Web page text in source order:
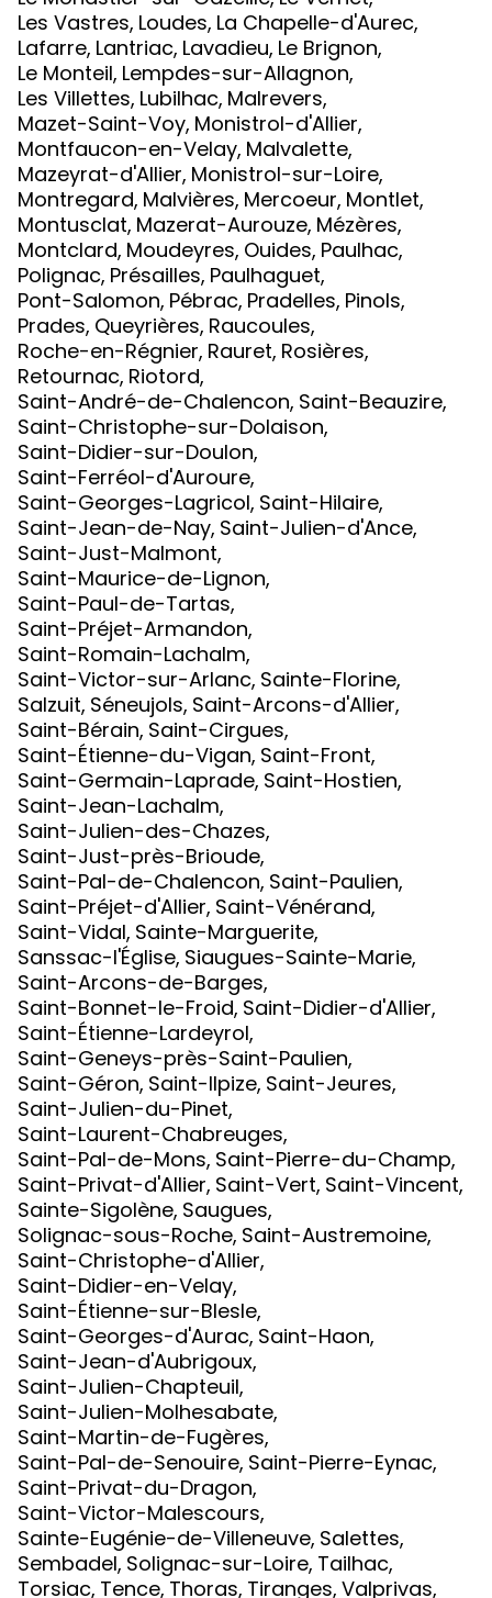
Les Vastres, Loudes, La Chapelle-d'Aurec,
Lafarre, Lantriac, Lavadieu, Le Brignon,
Le Monteil, Lempdes-sur-Allagnon,
Les Villettes, Lubilhac, Malrevers,
Mazet-Saint-Voy, Monistrol-d'Allier,
Montfaucon-en-Velay, Malvalette,
Mazeyrat-d'Allier, Monistrol-sur-Loire,
Montregard, Malvières, Mercoeur, Montlet,
Montusclat, Mazerat-Aurouze, Mézères,
Montclard, Moudeyres, Ouides, Paulhac,
Polignac, Présailles, Paulhaguet,
Pont-Salomon, Pébrac, Pradelles, Pinols,
Prades, Queyrières, Raucoules,
Roche-en-Régnier, Rauret, Rosières,
Retournac, Riotord,
Saint-André-de-Chalencon, Saint-Beauzire,
Saint-Christophe-sur-Dolaison,
Saint-Didier-sur-Doulon,
Saint-Ferréol-d'Auroure,
Saint-Georges-Lagricol, Saint-Hilaire,
Saint-Jean-de-Nay, Saint-Julien-d'Ance,
Saint-Just-Malmont,
Saint-Maurice-de-Lignon,
Saint-Paul-de-Tartas,
Saint-Préjet-Armandon,
Saint-Romain-Lachalm,
Saint-Victor-sur-Arlanc, Sainte-Florine,
Salzuit, Séneujols, Saint-Arcons-d'Allier,
Saint-Bérain, Saint-Cirgues,
Saint-Étienne-du-Vigan, Saint-Front,
Saint-Germain-Laprade, Saint-Hostien,
Saint-Jean-Lachalm,
Saint-Julien-des-Chazes,
Saint-Just-près-Brioude,
Saint-Pal-de-Chalencon, Saint-Paulien,
Saint-Préjet-d'Allier, Saint-Vénérand,
Saint-Vidal, Sainte-Marguerite,
Sanssac-l'Église, Siaugues-Sainte-Marie,
Saint-Arcons-de-Barges,
Saint-Bonnet-le-Froid, Saint-Didier-d'Allier,
Saint-Étienne-Lardeyrol,
Saint-Geneys-près-Saint-Paulien,
Saint-Géron, Saint-Ilpize, Saint-Jeures,
Saint-Julien-du-Pinet,
Saint-Laurent-Chabreuges,
Saint-Pal-de-Mons, Saint-Pierre-du-Champ,
Saint-Privat-d'Allier, Saint-Vert, Saint-Vincent,
Sainte-Sigolène, Saugues,
Solignac-sous-Roche, Saint-Austremoine,
Saint-Christophe-d'Allier,
Saint-Didier-en-Velay,
Saint-Étienne-sur-Blesle,
Saint-Georges-d'Aurac, Saint-Haon,
Saint-Jean-d'Aubrigoux,
Saint-Julien-Chapteuil,
Saint-Julien-Molhesabate,
Saint-Martin-de-Fugères,
Saint-Pal-de-Senouire, Saint-Pierre-Eynac,
Saint-Privat-du-Dragon,
Saint-Victor-Malescours,
Sainte-Eugénie-de-Villeneuve, Salettes,
Sembadel, Solignac-sur-Loire, Tailhac,
Torsiac, Tence, Thoras, Tiranges, Valprivas,